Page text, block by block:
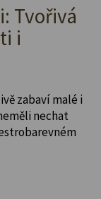
Tvořivá
i
zabaví malé i
nechat